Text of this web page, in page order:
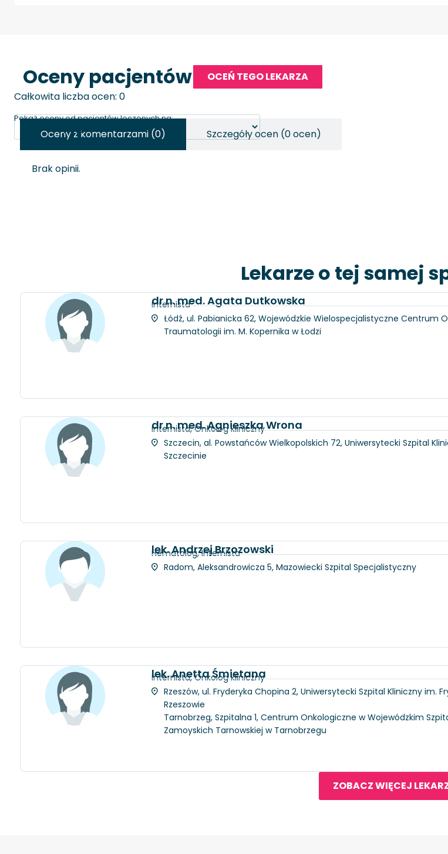
Oceny pacjentów
OCEŃ TEGO LEKARZA
Całkowita liczba ocen: 0
Pokaż oceny od pacjentów leczonych na:
Oceny z komentarzami (0) Szczegóły ocen (0 ocen)
Brak opinii.
Lekarze o tej samej
dr n. med. Agata Dutkowska
Internista
Łódź, ul. Pabianicka 62, Wojewódzkie Wielospecjalistyczne Centrum
Traumatologii im. M. Kopernika w Łodzi
dr n. med. Agnieszka Wrona
Internista, Onkolog kliniczny
Szczecin, al. Powstańców Wielkopolskich 72, Uniwersytecki Szpital
Szczecinie
lek. Andrzej Brzozowski
Hematolog, Internista
Radom, Aleksandrowicza 5, Mazowiecki Szpital Specjalistyczny
lek. Anetta Śmietana
Internista, Onkolog kliniczny
Rzeszów, ul. Fryderyka Chopina 2, Uniwersytecki Szpital Kliniczny im.
Rzeszowie
Tarnobrzeg, Szpitalna 1, Centrum Onkologiczne w Wojewódzkim
Zamoyskich Tarnowskiej w Tarnobrzegu
ZOBACZ WIĘCEJ